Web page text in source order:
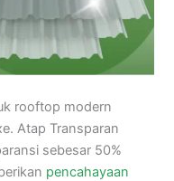
rooftop modern
Atap Transparan
sebesar 50%
pencahayaan